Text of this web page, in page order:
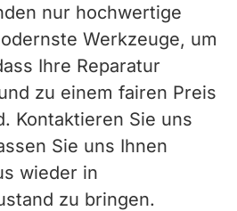
nur hochwertige
Werkzeuge, um
Ihre Reparatur
zu einem fairen Preis
Kontaktieren Sie uns
Sie uns Ihnen
wieder in
zu bringen.